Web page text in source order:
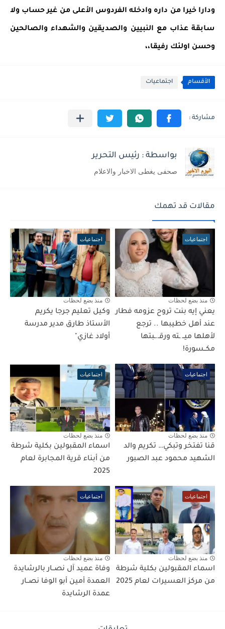
وحسن اولئك رفيقا،،
الأقسام اجتماعيات
بواسطة : رئيس التحرير
صحفى يغطى الاخبار والاعلام
مقالات قد تهمك
اجتماعيات
منذ بضع لحظات
يعني إيه بنت تروح عزومه فطار
عند أهل خطيبها .. ترجع
لأهلها ميــ ـته ورقـ.ـبتها
مكــسورة!
اجتماعيات
منذ بضع لحظات
وكيل تعليم جرجا يكريم
الأستاذ طارق مدير مدرسة
أولاد غازي"
اجتماعيات
منذ بضع لحظات
قنا تفتخر وتبكي… تكريم والد
الشهيد محمود عبد الصبور
اجتماعيات
منذ بضع لحظات
اسماء المقبولين بكلية شرطة
من أبناء قرية المجابرة لعام
2025
اجتماعيات
منذ بضع لحظات
اسماء المقبولين بكلية شرطة
من مركز العسيرات لعام 2025
اجتماعيات
منذ بضع لحظات
وفاة عميد آل نصــار بالرشايدة
العمدة أمين أبو الوفا نصــار
عمدة الرشايدة